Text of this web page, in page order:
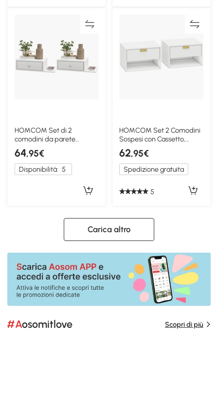
HOMCOM Set di 2
comodini da parete
55x30x15cm Bianco
64,95€
Disponibilità: 5
HOMCOM Set 2 Comodini
Sospesi con Cassetto,
Bianco
62,95€
Spedizione gratuita
5
Carica altro
#Aosomitlove Scopri di più